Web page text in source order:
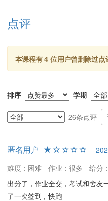
生，因此，需注意出勤情况。
作业在成绩评定中也起到一定作
需注意签到要求。
点评
本课程有 4 位用户曾删除过点
排序 学期
26条点评
匿名用户
难度：困难
作业：很多 给分
出分了，作业全交，考试和舍友
了一次签到，快跑